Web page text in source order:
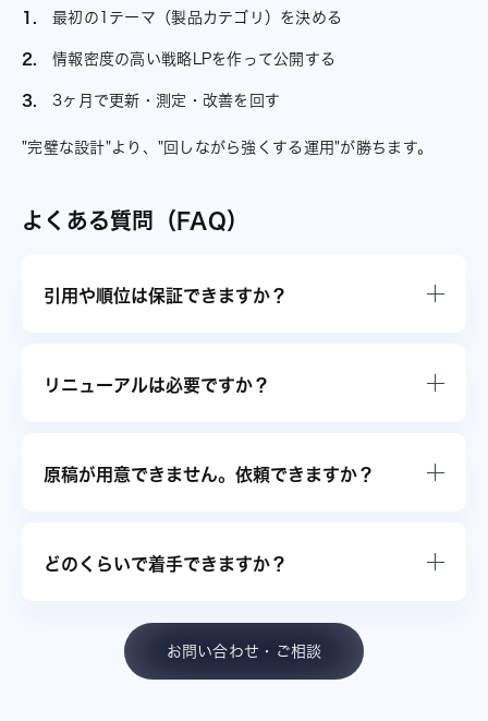
最初の1テーマ（製品カテゴリ）を決める
情報密度の高い戦略LPを作って公開する
3ヶ月で更新・測定・改善を回す
"完璧な設計"より、"回しながら強くする運用"が勝ちます。
よくある質問（FAQ）
引用や順位は保証できますか？
リニューアルは必要ですか？
原稿が用意できません。依頼できますか？
どのくらいで着手できますか？
お問い合わせ・ご相談